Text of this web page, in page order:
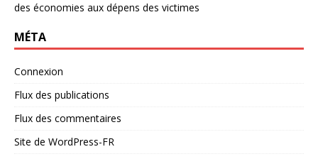
des économies aux dépens des victimes
MÉTA
Connexion
Flux des publications
Flux des commentaires
Site de WordPress-FR